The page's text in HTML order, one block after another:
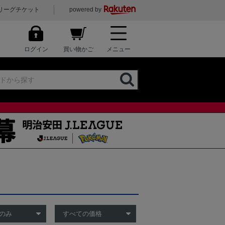
ーグチケット powered by
ログイン 買い物かご メニュー